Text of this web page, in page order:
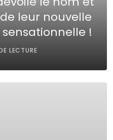
leur nouvelle
!
LECTURE